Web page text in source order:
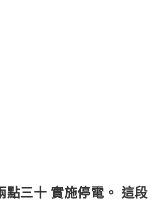
點三十 實施停電。 這段